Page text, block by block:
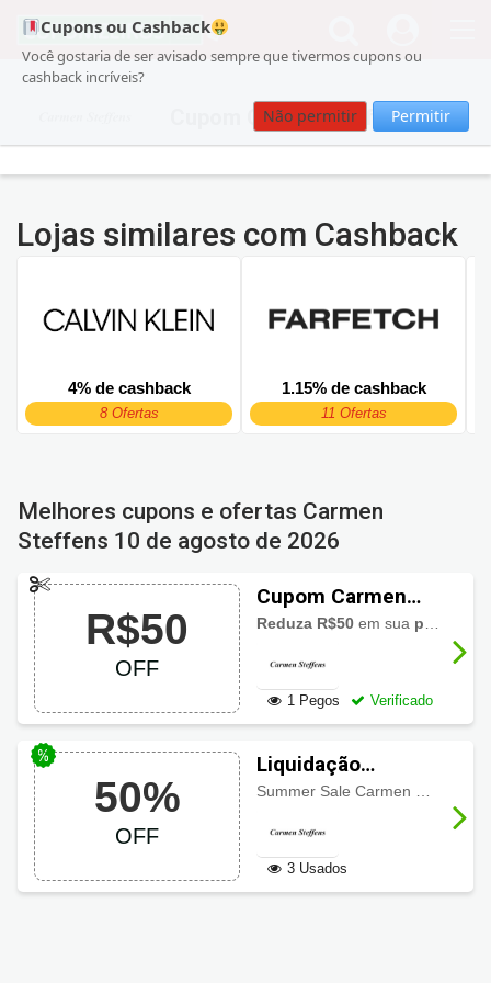
Cupons ou Cashback
Você gostaria de ser avisado sempre que tivermos cupons ou
cashback incríveis?
Não permitir Permitir
Cupom Carmen Steffens
Lojas similares com Cashback
4% de cashback
8 Ofertas
1.15% de cashback
11 Ofertas
Melhores cupons e ofertas Carmen
Steffens 10 de agosto de 2026
R$50
OFF
Cupom Carmen
Steffens R$50 OFF
compra
Reduza R$50 em sua primeira compra
1 Pegos Verificado
50%
OFF
Liquidação
Carmen Steffens:
OFF
Summer Sale Carmen Steffens: Últimos dias de
3 Usados